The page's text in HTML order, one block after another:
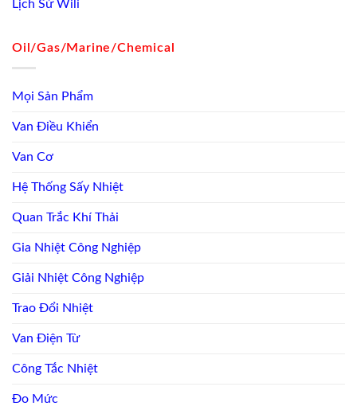
Lịch Sử Wili
Oil/Gas/Marine/Chemical
Mọi Sản Phẩm
Van Điều Khiển
Van Cơ
Hệ Thống Sấy Nhiệt
Quan Trắc Khí Thải
Gia Nhiệt Công Nghiệp
Giải Nhiệt Công Nghiệp
Trao Đổi Nhiệt
Van Điện Từ
Công Tắc Nhiệt
Đo Mức